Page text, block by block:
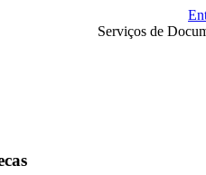
Serviços de